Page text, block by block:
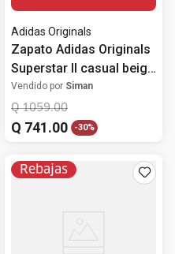
Adidas Originals
Zapato Adidas Originals
Superstar II casual beige
para hombre
Vendido por Siman
Q 1059.00
Q 741.00 -30%
Rebajas